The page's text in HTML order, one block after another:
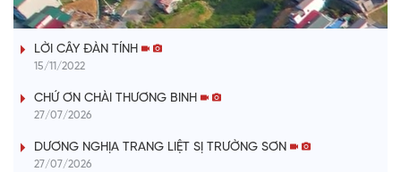
a
V
i
TIẾNG TÍNH QUÊ HƯƠNG
LỜI CÂY ĐÀN TÍNH
15/11/2022
CHỨ ƠN CHÀI THƯƠNG BINH
27/07/2026
DƯƠNG NGHỊA TRANG LIỆT SỊ TRƯỜNG SƠN
27/07/2026